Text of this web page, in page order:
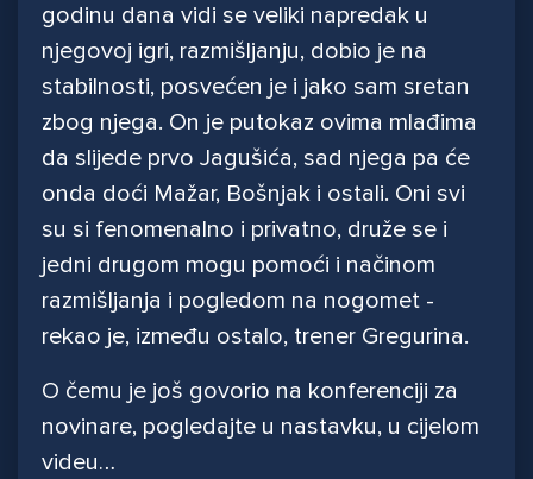
godinu dana vidi se veliki napredak u
njegovoj igri, razmišljanju, dobio je na
stabilnosti, posvećen je i jako sam sretan
zbog njega. On je putokaz ovima mlađima
da slijede prvo Jagušića, sad njega pa će
onda doći Mažar, Bošnjak i ostali. Oni svi
su si fenomenalno i privatno, druže se i
jedni drugom mogu pomoći i načinom
razmišljanja i pogledom na nogomet -
rekao je, između ostalo, trener Gregurina.
O čemu je još govorio na konferenciji za
novinare, pogledajte u nastavku, u cijelom
videu…